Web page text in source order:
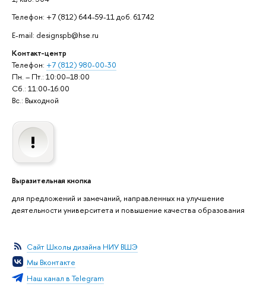
Телефон: +7 (812) 644-59-11 доб. 61742
E-mail: designspb@hse.ru
Контакт-центр
Телефон: +7 (812) 980-00-30
Пн. – Пт.: 10:00–18:00
Сб.: 11:00-16:00
Вс.: Выходной
Выразительная кнопка
для предложений и замечаний, направленных на улучшение
деятельности университета и повышение качества образования
Сайт Школы дизайна НИУ ВШЭ
Мы Вконтакте
Наш канал в Telegram